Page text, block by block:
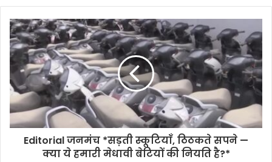
Editorial जनमंच *सड़ती स्कूटियाँ, ठिठकते सपने —
क्या ये हमारी मेधावी बेटियों की नियति है?*